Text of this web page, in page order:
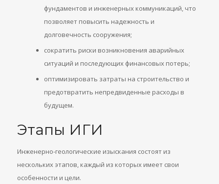
фундаментов и инженерных коммуникаций, что
позволяет повысить надежность и
долговечность сооружения;
сократить риски возникновения аварийных
ситуаций и последующих финансовых потерь;
оптимизировать затраты на строительство и
предотвратить непредвиденные расходы в
будущем.
Этапы ИГИ
Инженерно-геологические изыскания состоят из
нескольких этапов, каждый из которых имеет свои
особенности и цели.